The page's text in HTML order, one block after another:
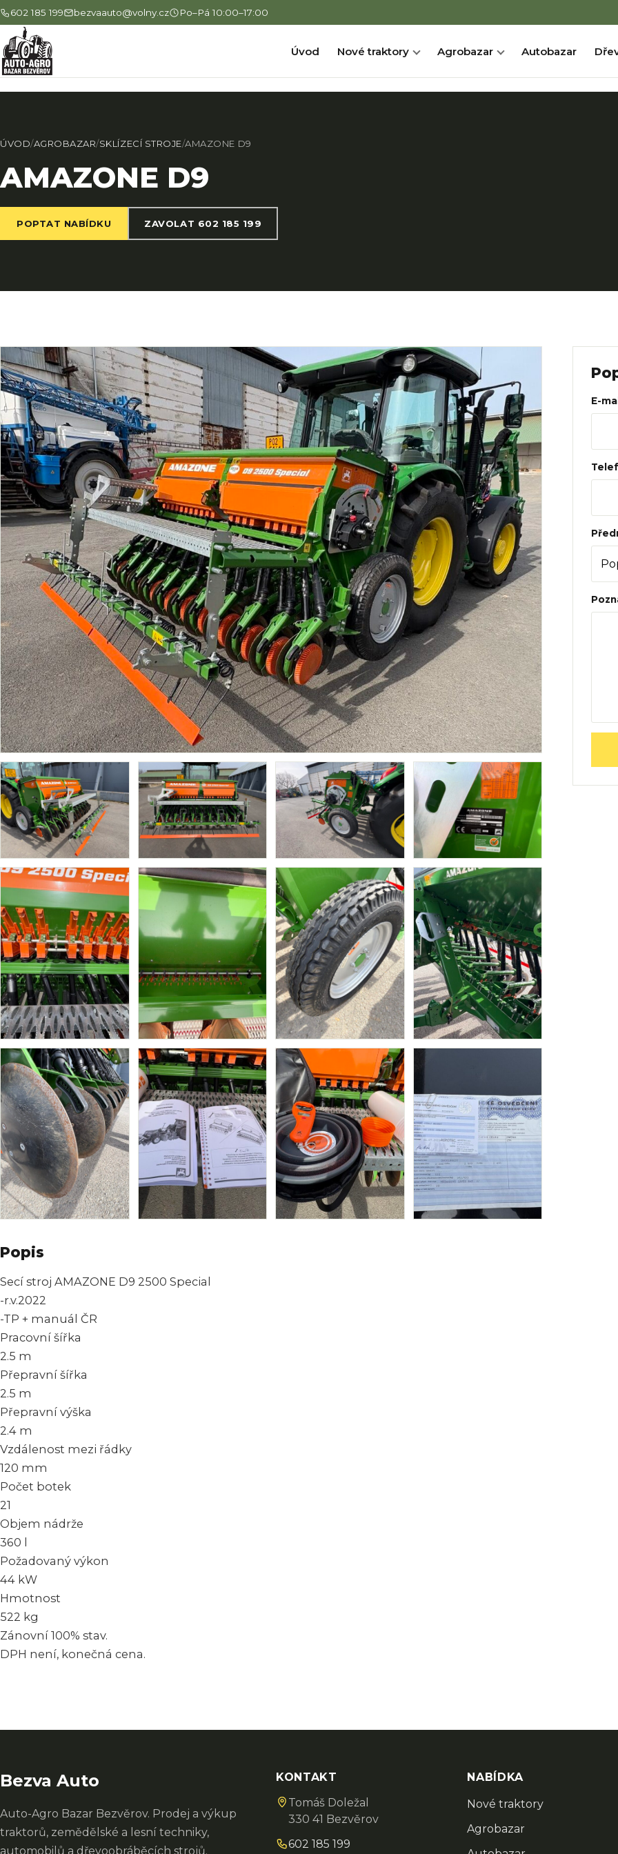
602 185 199 bezvaauto@volny.cz Po–Pá 10:00–17:00
Úvod Nové traktory Agrobazar Autobazar
ÚVOD/AGROBAZAR/SKLÍZECÍ STROJE/AMAZONE D9
AMAZONE D9
POPTAT NABÍDKU ZAVOLAT 602 185 199
Popis
Secí stroj AMAZONE D9 2500 Special
-r.v.2022
-TP + manuál ČR
Pracovní šířka
2.5 m
Přepravní šířka
2.5 m
Přepravní výška
2.4 m
Vzdálenost mezi řádky
120 mm
Počet botek
21
Objem nádrže
360 l
Požadovaný výkon
44 kW
Hmotnost
522 kg
Zánovní 100% stav.
DPH není, konečná cena.
E-
Bezva Auto
Auto-Agro Bazar Bezvěrov. Prodej a výkup
traktorů, zemědělské a lesní techniky,
automobilů a dřevoobráběcích strojů.
KONTAKT
Tomáš Doležal
330 41 Bezvěrov
602 185 199
NABÍDKA
Nové traktory
Agrobazar